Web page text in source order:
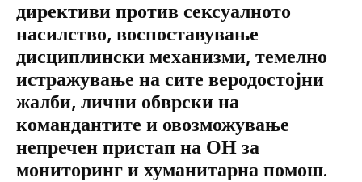
директиви против сексуалното
насилство, воспоставување
дисциплински механизми, темелно
истражување на сите веродостојни
жалби, лични обврски на
командантите и овозможување
непречен пристап на ОН за
мониторинг и хуманитарна помош.